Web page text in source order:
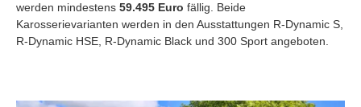
werden mindestens 59.495 Euro fällig. Beide
Karosserievarianten werden in den Ausstattungen R-Dynamic S,
R-Dynamic HSE, R-Dynamic Black und 300 Sport angeboten.